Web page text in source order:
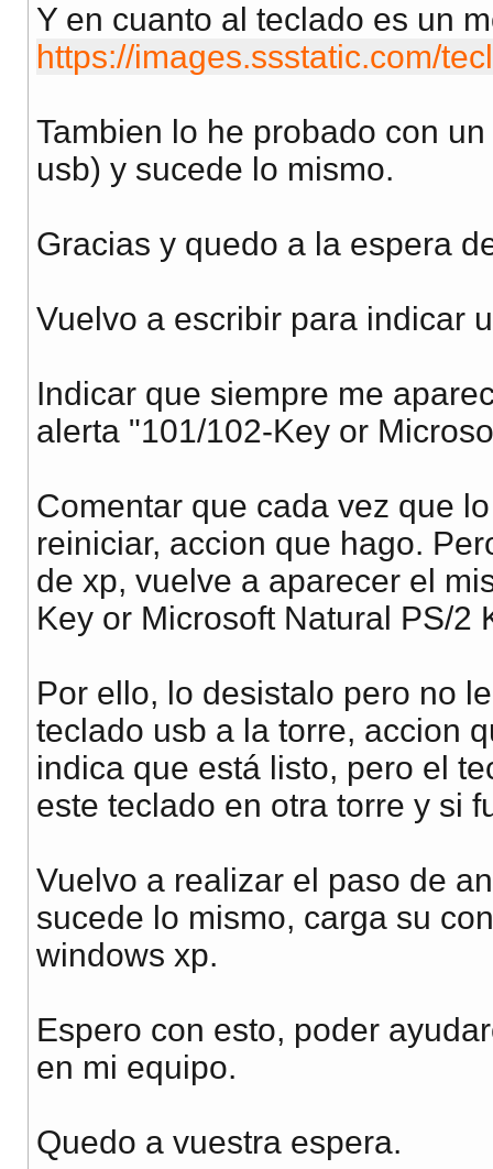
Y en cuanto al teclado es un
https://images.ssstatic.com/
Tambien lo he probado con
usb) y sucede lo mismo.
Gracias y quedo a la espera
Vuelvo a escribir para indicar
Indicar que siempre me
alerta "101/102-Key or
Comentar que cada vez que
reiniciar, accion que hago.
de xp, vuelve a aparecer el
Key or Microsoft Natural PS/2
Por ello, lo desistalo pero no
teclado usb a la torre, accion
indica que está listo, pero el
este teclado en otra torre y si
Vuelvo a realizar el paso de
sucede lo mismo, carga su
windows xp.
Espero con esto, poder
en mi equipo.
Quedo a vuestra espera.